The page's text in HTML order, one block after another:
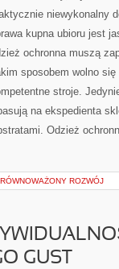
niewykonalny
kupna ubioru jest
ochronna muszą
sposobem wolno
stroje.
na ekspedienta
Odzież
ROZWÓJ
GUST